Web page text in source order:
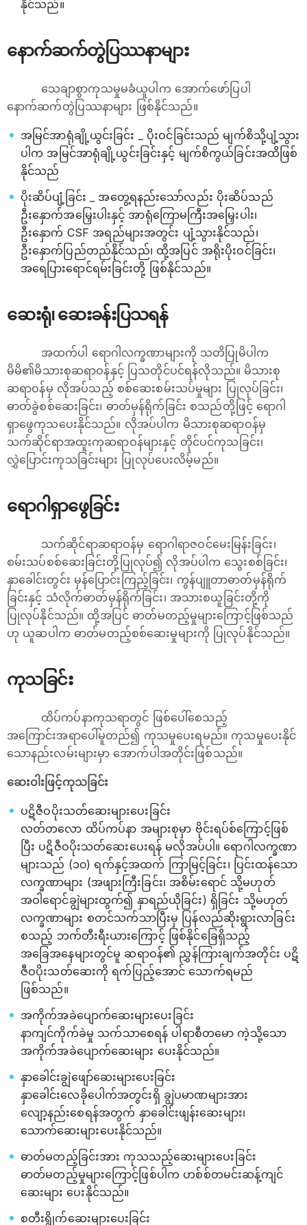
နိုင်သည်။
နောက်ဆက်တွဲပြဿနာများ
သေချာစွာကုသမှုမခံယူပါက အောက်ဖော်ပြပါ
နောက်ဆက်တွဲပြဿနာများ ဖြစ်နိုင်သည်။
အမြင်အာရုံချို့ယွင်းခြင်း _ ပိုးဝင်ခြင်းသည် မျက်စိသို့ပျံ့သွား
ပါက အမြင်အာရုံချို့ယွင်းခြင်းနှင့် မျက်စိကွယ်ခြင်းအထိဖြစ်
နိုင်သည်
ပိုးဆိပ်ပျံ့ခြင်း _ အတွေ့ရနည်းသော်လည်း ပိုးဆိပ်သည်
ဦးနှောက်အမြှေးပါးနှင့် အာရုံကြောမကြီးအမြှေးပါး၊
ဦးနှောက် CSF အရည်များအတွင်း ပျံ့သွားနိုင်သည်၊
ဦးနှောက်ပြည်တည်နိုင်သည်၊ ထို့အပြင် အရိုးပိုးဝင်ခြင်း၊
အရေပြားရောင်ရမ်းခြင်းတို့ ဖြစ်နိုင်သည်။
ဆေးရုံ၊ ဆေးခန်းပြသရန်
အထက်ပါ ရောဂါလက္ခဏာများကို သတိပြုမိပါက
မိမိ၏မိသားစုဆရာဝန်နှင့် ပြသတိုင်ပင်ရန်လိုသည်။ မိသားစု
ဆရာဝန်မှ လိုအပ်သည့် စစ်ဆေးစမ်းသပ်မှုများ ပြုလုပ်ခြင်း၊
ဓာတ်ခွဲစစ်ဆေးခြင်း၊ ဓာတ်မှန်ရိုက်ခြင်း စသည်တို့ဖြင့် ရောဂါ
ရှာ‌ဖွေကုသပေးနိုင်သည်။ လိုအပ်ပါက မိသားစုဆရာဝန်မှ
သက်ဆိုင်ရာအထူးကုဆရာဝန်များနှင့် တိုင်ပင်ကုသခြင်း၊​
လွှဲပြောင်းကုသခြင်းများ ပြုလုပ်ပေးလိမ့်မည်။
ရောဂါရှာဖွေခြင်း
သက်ဆိုင်ရာဆရာဝန်မှ ရောဂါရာဇဝင်မေးမြန်းခြင်း၊
စမ်းသပ်စစ်ဆေးခြင်းတို့ပြုလုပ်၍ လိုအပ်ပါက သွေးစစ်ခြင်း၊
နှာခေါင်းတွင်း မှန်ပြောင်းကြည့်ခြင်း၊ ကွန်ပျူတာဓာတ်မှန်ရိုက်
ခြင်းနှင့် သံလိုက်ဓာတ်မှန်ရိုက်ခြင်း၊ အသားစယူခြင်းတို့ကို
ပြုလုပ်နိုင်သည်။ ထို့အပြင် ဓာတ်မတည့်မှုများကြောင့်ဖြစ်သည်
ဟု ယူဆပါက ဓာတ်မတည့်စစ်ဆေးမှုများကို ပြုလုပ်နိုင်သည်။
ကုသခြင်း
ထိပ်ကပ်နာကုသရာတွင် ဖြစ်ပေါ်စေသည့်
အကြောင်းအရာပေါ်မူတည်၍ ကုသမှုပေးရမည်။ ကုသမှုပေးနိုင်
သောနည်းလမ်းများမှာ အောက်ပါအတိုင်းဖြစ်သည်။
ဆေးဝါးဖြင့်ကုသခြင်း
ပဋိဇီဝပိုးသတ်ဆေးများပေးခြင်း
လတ်တလော ထိပ်ကပ်နာ အများစုမှာ ဗိုင်းရပ်စ်ကြောင့်ဖြစ်
ပြီး ပဋိဇီဝပိုးသတ်ဆေးပေးရန် မလိုအပ်ပါ။ ရောဂါလက္ခဏာ
များသည် (၁၀) ရက်နှင့်အထက် ကြာမြင့်ခြင်း၊ ပြင်းထန်သော
လက္ခဏာများ (အဖျားကြီးခြင်း၊ အစိမ်းရောင် သို့မဟုတ်
အဝါရောင်ချွဲများထွက်၍ နှာရည်ယိုခြင်း) ရှိခြင်း သို့မဟုတ်
လက္ခဏာများ စတင်သက်သာပြီးမှ ပြန်လည်ဆိုးရွားလာခြင်း
စသည့် ဘက်တီးရီးယားကြောင့် ဖြစ်နိုင်ခြေရှိသည့်
အခြေအနေများတွင်မူ ဆရာဝန်၏ ညွှန်ကြားချက်အတိုင်း ပဋိ
ဇီဝပိုးသတ်ဆေးကို ရက်ပြည့်အောင် သောက်ရမည်
ဖြစ်သည်။
အကိုက်အခဲပျောက်ဆေးများပေးခြင်း
နာကျင်ကိုက်ခဲမှု သက်သာစေရန် ပါရာစီတမော ကဲ့သို့သော
အကိုက်အခဲပျောက်ဆေးများ ပေးနိုင်သည်။
နှာခေါင်းချွဲဖျော်ဆေးများပေးခြင်း
နှာခေါင်းလေခိုပေါက်အတွင်းရှိ ချွဲပမာဏများအား
လျော့နည်းစေရန်အတွက် နှာခေါင်းဖျန်းဆေးများ၊
သောက်ဆေးများ‌ပေးနိုင်သည်။
ဓာတ်မတည့်ခြင်းအား ကုသသည့်ဆေးများပေးခြင်း
ဓာတ်မတည့်မှုများကြောင့်ဖြစ်ပါက ဟစ်စ်တမင်းဆန့်ကျင်
ဆေးများ ပေးနိုင်သည်။
စတီးရွိုက်ဆေးများပေးခြင်း